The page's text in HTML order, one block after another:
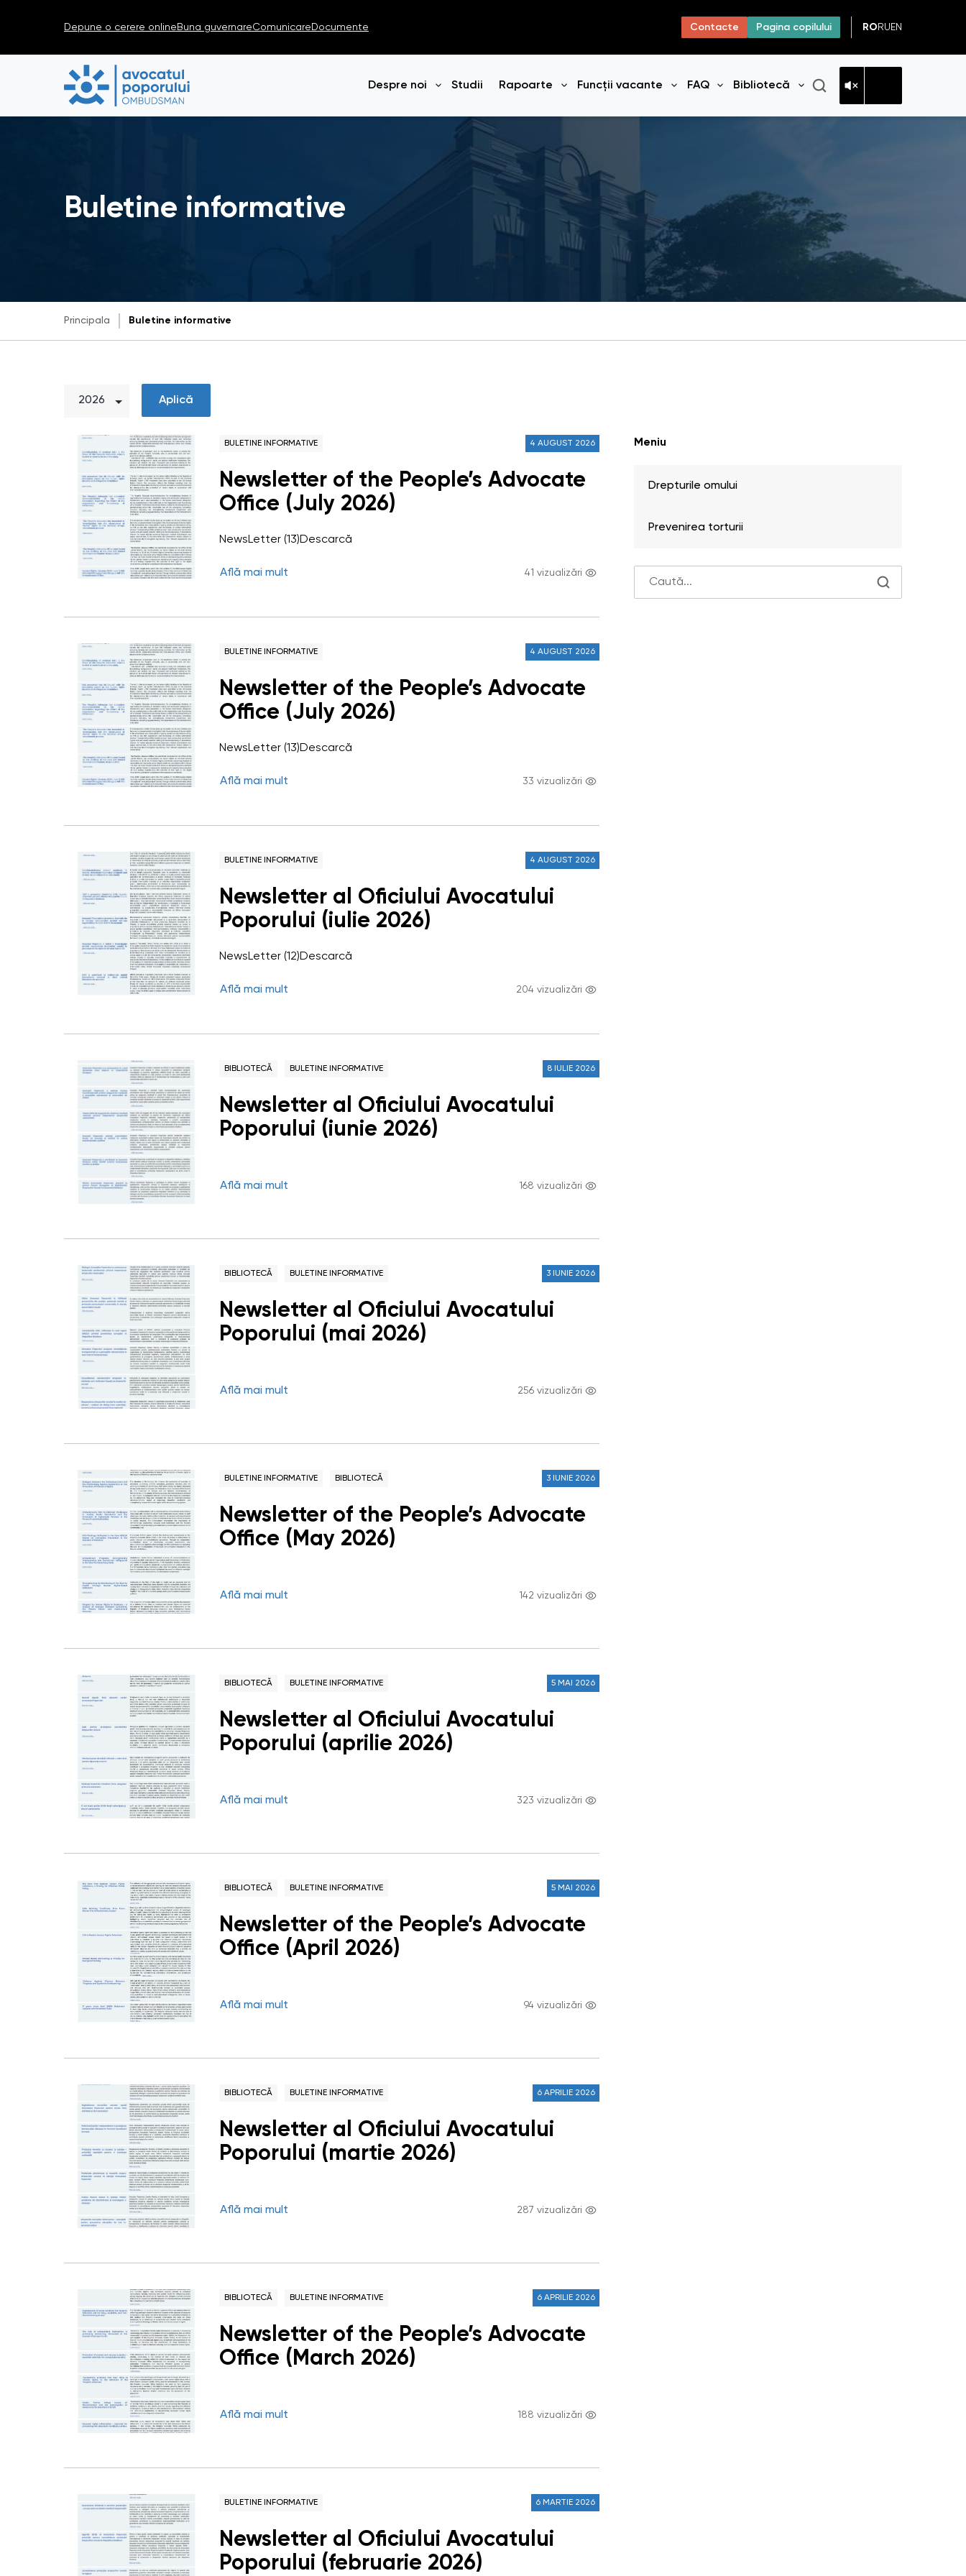
Depune o cerere online Buna guvernareComunicare Documente Contacte Pagina copilului RO RU EN
Despre noi
Deschide meniul
Studii Rapoarte
Deschide meniul
Funcții vacante FAQ
Deschide meniul
Bibliotecă
Deschide meniul
Buletine informative
Principala Buletine informative
Aplică
BULETINE INFORMATIVE 4 AUGUST 2026
Newsletter of the People’s Advocate
Office (July 2026)
NewsLetter (13)Descarcă
Află mai mult 41 vizualizări
BULETINE INFORMATIVE 4 AUGUST 2026
Newsletter of the People’s Advocate
Office (July 2026)
NewsLetter (13)Descarcă
Află mai mult 33 vizualizări
BULETINE INFORMATIVE 4 AUGUST 2026
Newsletter al Oficiului Avocatului
Poporului (iulie 2026)
NewsLetter (12)Descarcă
Află mai mult 204 vizualizări
BIBLIOTECĂ BULETINE INFORMATIVE 8 IULIE 2026
Newsletter al Oficiului Avocatului
Poporului (iunie 2026)
Află mai mult 168 vizualizări
BIBLIOTECĂ BULETINE INFORMATIVE 3 IUNIE 2026
Newsletter al Oficiului Avocatului
Poporului (mai 2026)
Află mai mult 256 vizualizări
BULETINE INFORMATIVE BIBLIOTECĂ 3 IUNIE 2026
Newsletter of the People’s Advocate
Office (May 2026)
Află mai mult 142 vizualizări
BIBLIOTECĂ BULETINE INFORMATIVE 5 MAI 2026
Newsletter al Oficiului Avocatului
Poporului (aprilie 2026)
Află mai mult 323 vizualizări
BIBLIOTECĂ BULETINE INFORMATIVE 5 MAI 2026
Newsletter of the People’s Advocate
Office (April 2026)
Află mai mult 94 vizualizări
BIBLIOTECĂ BULETINE INFORMATIVE 6 APRILIE 2026
Newsletter al Oficiului Avocatului
Poporului (martie 2026)
Află mai mult 287 vizualizări
BIBLIOTECĂ BULETINE INFORMATIVE 6 APRILIE 2026
Newsletter of the People’s Advocate
Office (March 2026)
Află mai mult 188 vizualizări
BULETINE INFORMATIVE 6 MARTIE 2026
Newsletter al Oficiului Avocatului
Poporului (februarie 2026)
Meniu
Drepturile omului
Prevenirea torturii